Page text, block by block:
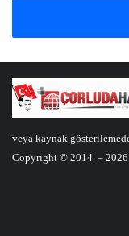
veya kaynak
Copyright © 2014 – 2026